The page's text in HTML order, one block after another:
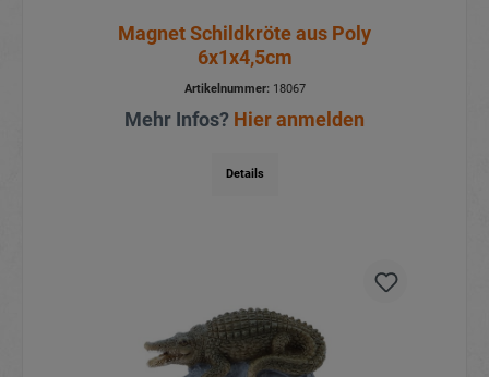
Magnet Schildkröte aus Poly
6x1x4,5cm
Artikelnummer:18067
Mehr Infos? Hier anmelden
Details